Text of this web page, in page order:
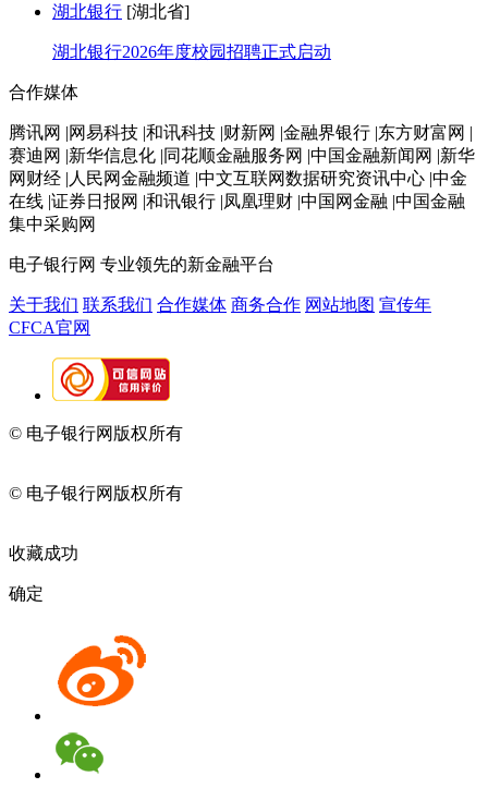
湖北银行 [湖北省]
湖北银行2026年度校园招聘正式启动
合作媒体
腾讯网 |网易科技 |和讯科技 |财新网 |金融界银行 |东方财富网 |
赛迪网 |新华信息化 |同花顺金融服务网 |中国金融新闻网 |新华
网财经 |人民网金融频道 |中文互联网数据研究资讯中心 |中金
在线 |证券日报网 |和讯银行 |凤凰理财 |中国网金融 |中国金融
集中采购网
电子银行网 专业领先的新金融平台
关于我们 联系我们 合作媒体 商务合作 网站地图 宣传年
CFCA官网
© 电子银行网版权所有
© 电子银行网版权所有
收藏成功
确定